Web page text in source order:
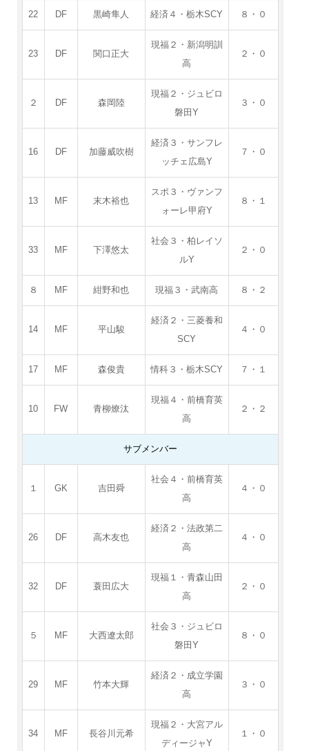
22 DF 黒崎隼人 経済４・栃木SCY ８・０
23 DF 関口正大
現福２・新潟明訓
高
２・０
２ DF 森岡陸
現福２・ジュビロ
磐田Y
３・０
16 DF 加藤威吹樹
経済３・サンフレ
ッチェ広島Y
７・０
13 MF 末木裕也
スポ３・ヴァンフ
ォーレ甲府Y
８・１
33 MF 下澤悠太
社会３・柏レイソ
ルY
２・０
８ MF 紺野和也 現福３・武南高 ８・２
14 MF 平山駿
経済２・三菱養和
SCY
４・０
17 MF 森俊貴 情科３・栃木SCY ７・１
10 FW 青柳燎汰
現福４・前橋育英
高
２・２
サブメンバー
１ GK 吉田舜
社会４・前橋育英
高
４・０
26 DF 高木友也
経済２・法政第二
高
４・０
32 DF 蓑田広大
現福１・青森山田
高
２・０
５ MF 大西遼太郎
社会３・ジュビロ
磐田Y
８・０
29 MF 竹本大輝
経済２・成立学園
高
３・０
34 MF 長谷川元希
現福２・大宮アル
ディージャY
１・０